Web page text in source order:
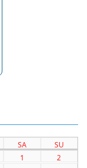
SA
SU
1
2